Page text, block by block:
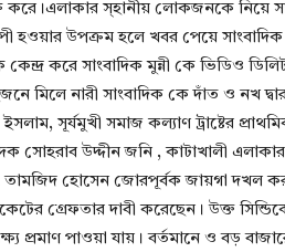
স্হানীয় লোকজনকে নিয়ে
হওয়ার উপক্রম হলে খবর পেয়ে
কেন্দ্র করে সাংবাদিক মুন্নী কে ভিডিও
মিলে নারী সাংবাদিক কে দাঁত ও নখ
সূর্যমুখী সমাজ কল্যাণ ট্রাষ্টের
সোহরাব উদ্দীন জনি , কাটাখালী
হোসেন জোরপূর্বক জায়গা দখল
গ্রেফতার দাবী করেছেন। উক্ত
প্রমাণ পাওয়া যায়। বর্তমানে ও বড়